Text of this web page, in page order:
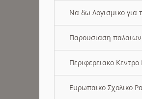
Να δω Λογισμικο για
Παρουσιαση
Περιφερειακο
Ευρωπαικο Σχολικο